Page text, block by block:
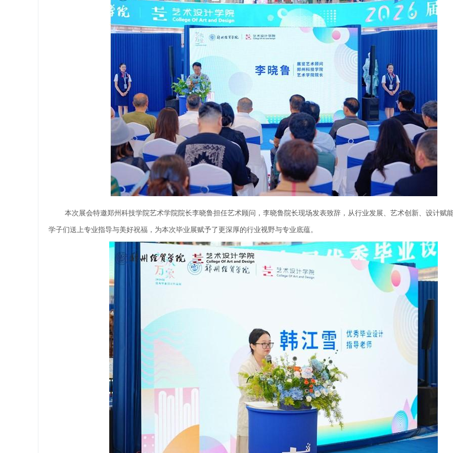
本次展会特邀郑州科技学院艺术学院院长李晓鲁担任艺术顾问，李晓鲁院长现场发表致辞，从行业发展、艺术创新、设计赋
学子们送上专业指导与美好祝福，为本次毕业展赋予了更深厚的行业视野与专业底蕴。